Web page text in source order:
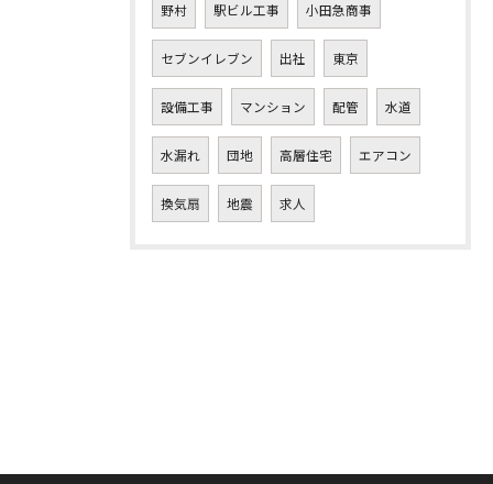
野村 駅ビル工事 小田急商事
セブンイレブン 出社 東京
設備工事 マンション 配管 水道
水漏れ 団地 高層住宅 エアコン
換気扇 地震 求人